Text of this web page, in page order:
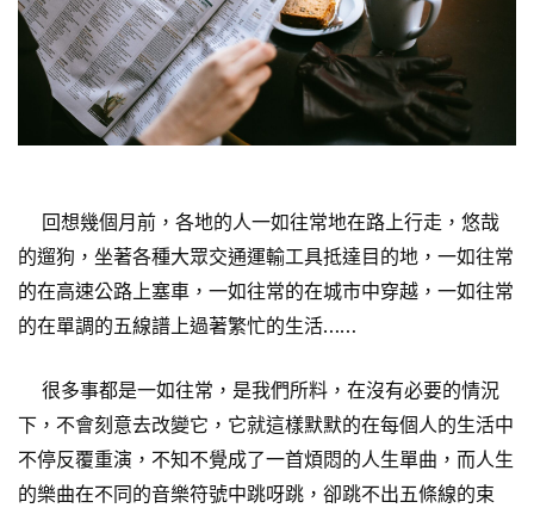
回想幾個月前，各地的人一如往常地在路上行走，悠哉
的遛狗，坐著各種大眾交通運輸工具抵達目的地，一如往常
的在高速公路上塞車，一如往常的在城市中穿越，一如往常
的在單調的五線譜上過著繁忙的生活……
很多事都是一如往常，是我們所料，在沒有必要的情況
下，不會刻意去改變它，它就這樣默默的在每個人的生活中
不停反覆重演，不知不覺成了一首煩悶的人生單曲，而人生
的樂曲在不同的音樂符號中跳呀跳，卻跳不出五條線的束